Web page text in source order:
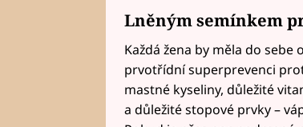
Lněným semínkem
Každá žena by měla do
prvotřídní superprevenci
mastné kyseliny, důležité
a důležité stopové prvky –